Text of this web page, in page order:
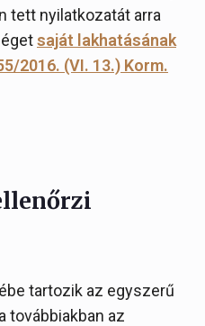
tett nyilatkozatát arra
saját lakhatásának
2016. (VI. 13.) Korm.
tartozik az egyszerű
továbbiakban az